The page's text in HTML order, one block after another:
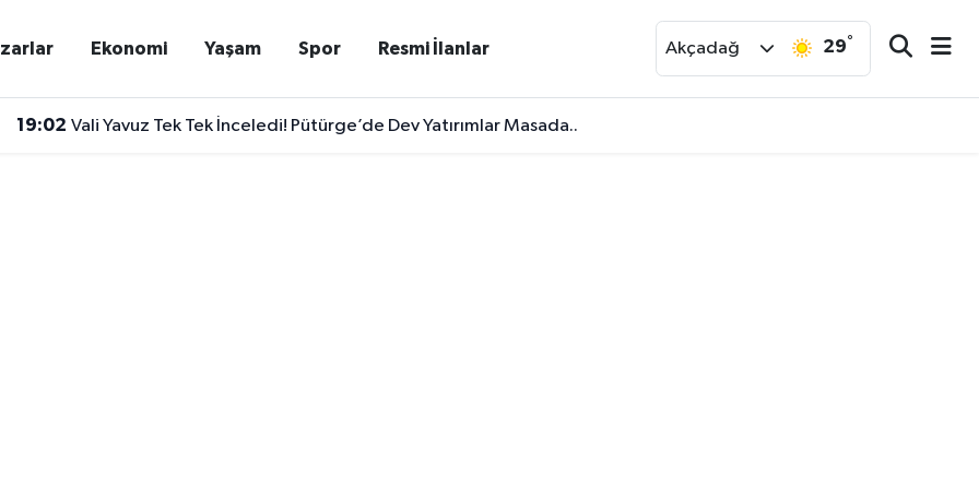
Ekonomi Yaşam Spor Resmi İlanlar Akçadağ 29°
19:02 Vali Yavuz Tek Tek İnceledi! Pütürge’de Dev Yatırımlar Masada..